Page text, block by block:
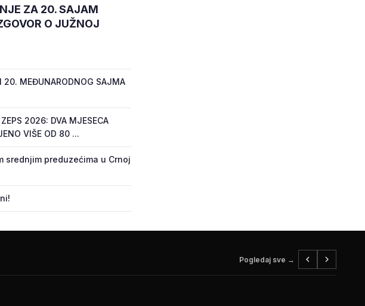
ZA 20. SAJAM
O JUŽNOJ
20. MEĐUNARODNOG SAJMA
2026: DVA MJESECA
VIŠE OD 80 ...
srednjim preduzećima u Crnoj
Pogledaj sve →